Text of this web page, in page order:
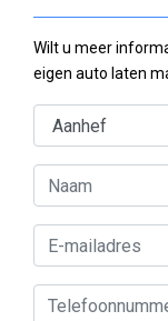
Wilt u meer
eigen auto laten